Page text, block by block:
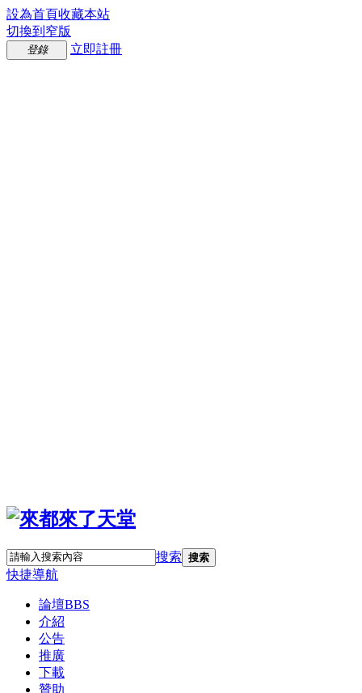
設為首頁收藏本站
切換到窄版
登錄 立即註冊
搜索 搜索
快捷導航
論壇BBS
介紹
公告
推廣
下載
贊助